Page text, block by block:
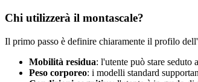
Chi utilizzerà il montascale?
Il primo passo è definire chiaramente il profilo
Mobilità residua: l'utente può stare seduto
Peso corporeo: i modelli standard